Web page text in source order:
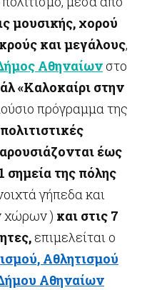
μουσικής, χορού
και μεγάλους,
Αθηναίωνστο
«Καλοκαίρι στην
πρόγραμμα της
έως
σημεία της πόλης
γήπεδα και
χώρων ) και στις 7
επιμελείται ο
Αθλητισμού
Αθηναίων